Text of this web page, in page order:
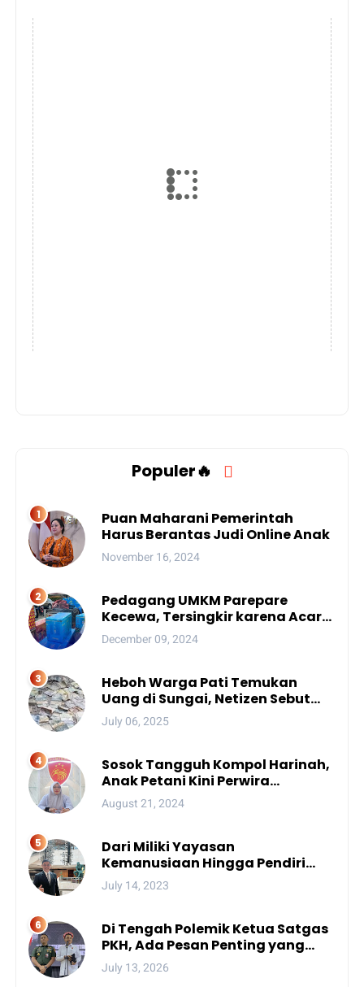
Populer🔥
Puan Maharani Pemerintah
Harus Berantas Judi Online Anak
November 16, 2024
Pedagang UMKM Parepare
Kecewa, Tersingkir karena Acara
Besar
December 09, 2024
Heboh Warga Pati Temukan
Uang di Sungai, Netizen Sebut
Fenomena Aneh
July 06, 2025
Sosok Tangguh Kompol Harinah,
Anak Petani Kini Perwira
Menengah Polda Sulsel
August 21, 2024
Dari Miliki Yayasan
Kemanusiaan Hingga Pendiri
Unhan, Begini Profil Bro Rivai
Putra Sulsel Yang Promosi
July 14, 2023
Di Tengah Polemik Ketua Satgas
PKH, Ada Pesan Penting yang
Ditegaskan ke Publik
July 13, 2026